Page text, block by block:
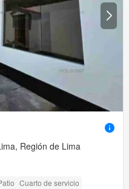
Región de Lima
Cuarto de servicio